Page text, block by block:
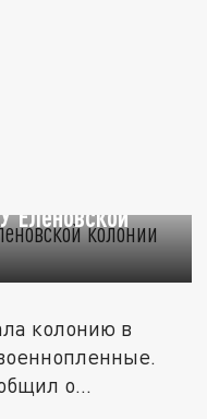
Еленовской
колонию в
о...